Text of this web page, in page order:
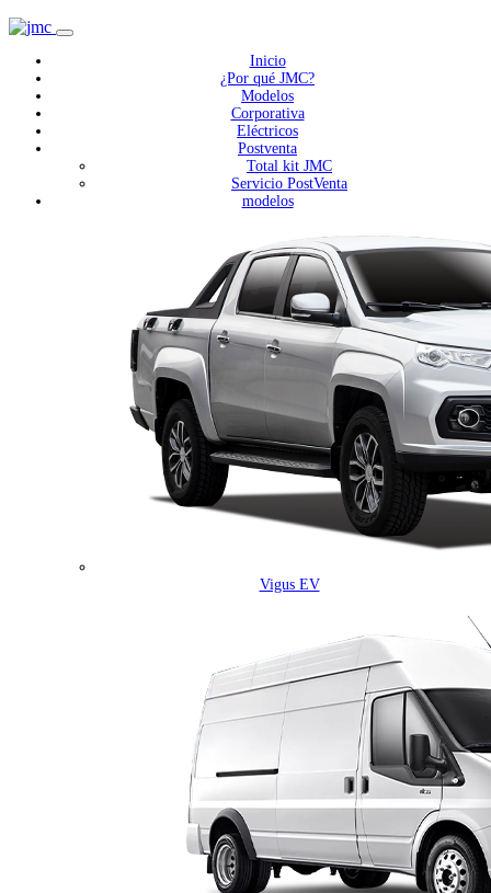
Inicio
¿Por qué JMC?
Modelos
Corporativa
Eléctricos
Postventa
Total kit JMC
Servicio PostVenta
modelos
Vigus EV